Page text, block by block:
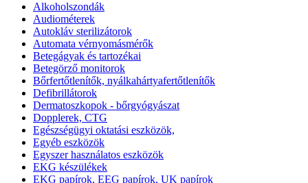
Alkoholszondák
Audiométerek
Autokláv sterilizátorok
Automata vérnyomásmérők
Betegágyak és tartozékai
Betegörző monitorok
Bőrfertőtlenítők, nyálkahártyafertőtlenítők
Defibrillátorok
Dermatoszkopok - bőrgyógyászat
Dopplerek, CTG
Egészségügyi oktatási eszközök,
Egyéb eszközök
Egyszer használatos eszközök
EKG készülékek
EKG papírok, EEG papírok, UK papírok